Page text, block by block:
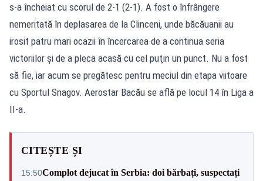
s-a încheiat cu scorul de 2-1 (2-1). A fost o înfrângere
nemeritată în deplasarea de la Clinceni, unde băcăuanii au
irosit patru mari ocazii în încercarea de a continua seria
victoriilor şi de a pleca acasă cu cel puţin un punct. Nu a fost
să fie, iar acum se pregătesc pentru meciul din etapa viitoare
cu Sportul Snagov. Aerostar Bacău se află pe locul 14 în Liga a
II-a.
CITEȘTE ȘI
15:50Complot dejucat în Serbia: doi bărbați, suspectați